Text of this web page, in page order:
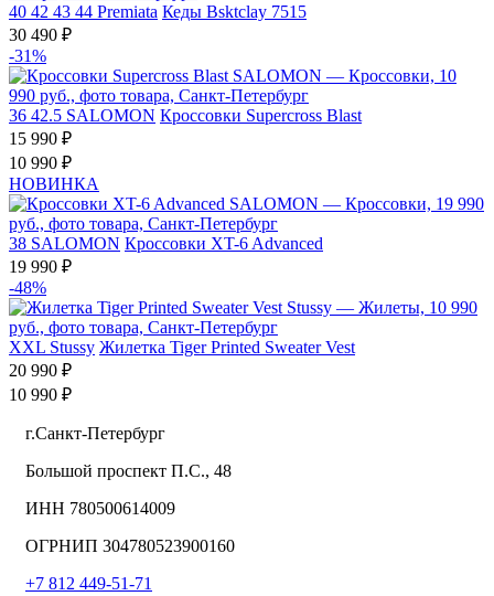
40 42 43 44 Premiata Кеды Bsktclay 7515
30 490 ₽
-31%
36 42.5 SALOMON Кроссовки Supercross Blast
15 990 ₽
10 990 ₽
НОВИНКА
38 SALOMON Кроссовки XT-6 Advanced
19 990 ₽
-48%
XXL Stussy Жилетка Tiger Printed Sweater Vest
20 990 ₽
10 990 ₽
г.Санкт-Петербург
Большой проспект П.С., 48
ИНН 780500614009
ОГРНИП 304780523900160
+7 812 449-51-71